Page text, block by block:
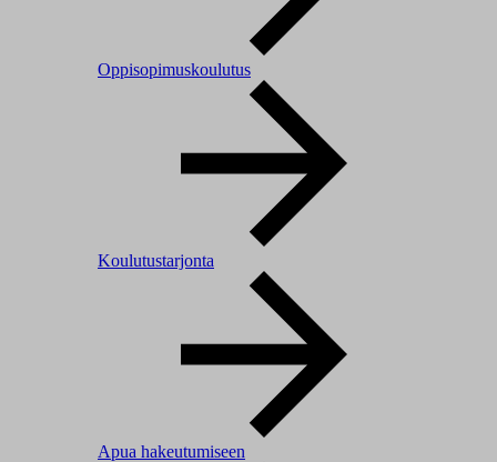
Oppisopimuskoulutus
Koulutustarjonta
Apua hakeutumiseen